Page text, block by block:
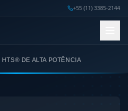
+55 (11) 3385-2144
DE ALTA POTÊNCIA